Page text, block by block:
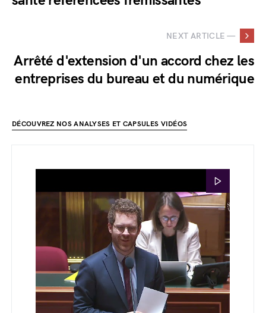
NEXT ARTICLE —
Arrêté d'extension d'un accord chez les
entreprises du bureau et du numérique
DÉCOUVREZ NOS ANALYSES ET CAPSULES VIDÉOS